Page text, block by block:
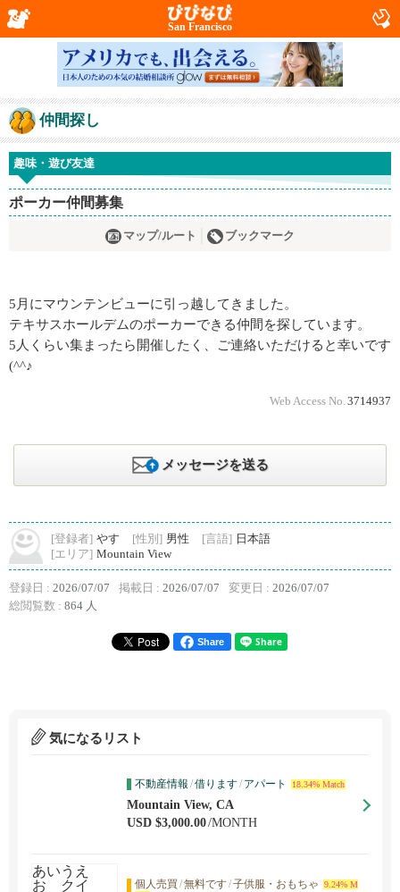
San Francisco
仲間探し
趣味・遊び友達
ポーカー仲間募集
マップ/ルート ブックマーク
5月にマウンテンビューに引っ越してきました。
テキサスホールデムのポーカーできる仲間を探しています。
5人くらい集まったら開催したく、ご連絡いただけると幸いです
(^^♪
Web Access No. 3714937
メッセージを送る
[登録者] やす [性別] 男性 [言語] 日本語
[エリア] Mountain View
登録日 : 2026/07/07 掲載日 : 2026/07/07 変更日 : 2026/07/07
総閲覧数 : 864 人
Share
気になるリスト
不動産情報 /借ります/ アパート 18.34% Match
Mountain View, CA
USD $3,000.00/MONTH
個人売買 /無料です/子供服・おもちゃ
9.24% M